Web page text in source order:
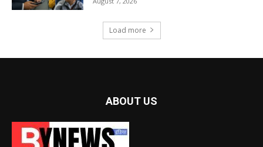
Load more
ABOUT US